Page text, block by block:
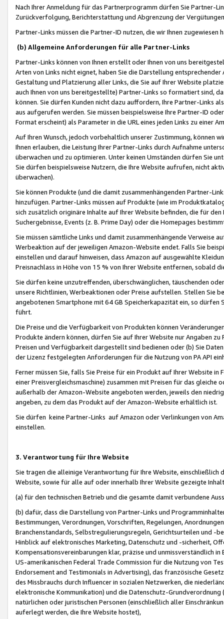
Nach Ihrer Anmeldung für das Partnerprogramm dürfen Sie Partner-
Zurückverfolgung, Berichterstattung und Abgrenzung der
Partner-Links müssen die Partner-ID nutzen, die wir Ihnen zugewiesen
(b) Allgemeine Anforderungen für alle Partner-Links
Partner-Links können von Ihnen erstellt oder Ihnen von uns
Arten von Links nicht eignet, haben Sie die Darstellung
Gestaltung und Platzierung aller Links, die Sie auf Ihrer Website
auch Ihnen von uns bereitgestellte) Partner-Links so formatiert sind,
können. Sie dürfen Kunden nicht dazu auffordern, Ihre Partner-Links
aus aufgerufen werden. Sie müssen beispielsweise Ihre Partner-ID
Format erscheint) als Parameter in die URL eines jeden Links zu einer
Auf Ihren Wunsch, jedoch vorbehaltlich unserer Zustimmung, können
Ihnen erlauben, die Leistung Ihrer Partner-Links durch Aufnahme
überwachen und zu optimieren. Unter keinen Umständen dürfen Sie
Sie dürfen beispielsweise Nutzern, die Ihre Website aufrufen, nicht
überwachen).
Sie können Produkte (und die damit zusammenhängenden Partner-
hinzufügen. Partner-Links müssen auf Produkte (wie im
sich zusätzlich originäre Inhalte auf Ihrer Website befinden, die für
Suchergebnisse, Events (z. B. Prime Day) oder die Homepages
Sie müssen sämtliche Links und damit zusammenhängende
Werbeaktion auf der jeweiligen Amazon-Website endet. Falls Sie
einstellen und darauf hinweisen, dass Amazon auf ausgewählte
Preisnachlass in Höhe von 15 % von Ihrer Website entfernen, sobald
Sie dürfen keine unzutreffenden, überschwänglichen, täuschenden
unsere Richtlinien, Werbeaktionen oder Preise aufstellen. Stellen Sie
angebotenen Smartphone mit 64 GB Speicherkapazität ein, so dürfen
führt.
Die Preise und die Verfügbarkeit von Produkten können
Produkte ändern können, dürfen Sie auf Ihrer Website nur Angaben
Preisen und Verfügbarkeit dargestellt sind bedienen oder (b) Sie
der Lizenz festgelegten Anforderungen für die Nutzung von PA API
Ferner müssen Sie, falls Sie Preise für ein Produkt auf Ihrer Website
einer Preisvergleichsmaschine) zusammen mit Preisen für das
außerhalb der Amazon-Website angeboten werden, jeweils den
angeben, zu dem das Produkt auf der Amazon-Website erhältlich ist.
Sie dürfen keine Partner-Links auf Amazon oder Verlinkungen von
einstellen.
3. Verantwortung für Ihre Website
Sie tragen die alleinige Verantwortung für Ihre Website,
Website, sowie für alle auf oder innerhalb Ihrer Website gezeigte
(a) für den technischen Betrieb und die gesamte damit verbundene
(b) dafür, dass die Darstellung von Partner-Links und
Bestimmungen, Verordnungen, Vorschriften, Regelungen,
Branchenstandards, Selbstregulierungsregeln, Gerichtsurteilen und -
Hinblick auf elektronisches Marketing, Datenschutz und -sicherheit,
Kompensationsvereinbarungen klar, präzise und unmissverständlich
US-amerikanischen Federal Trade Commission für die Nutzung von
Endorsement and Testimonials in Advertising), das französische
des Missbrauchs durch Influencer in sozialen Netzwerken, die
elektronische Kommunikation) und die Datenschutz-
natürlichen oder juristischen Personen (einschließlich aller
auferlegt werden, die Ihre Website hostet),